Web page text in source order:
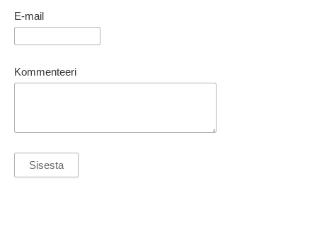
E-mail
Kommenteeri